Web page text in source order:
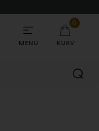
MENU
0
KURV